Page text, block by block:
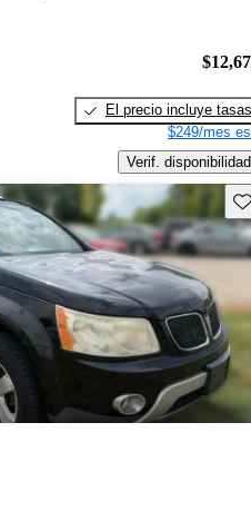
El precio incluye tasas
$249/mes
Verif. disponibilidad